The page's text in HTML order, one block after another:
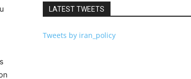
LATEST TWEETS
Tweets by iran_policy